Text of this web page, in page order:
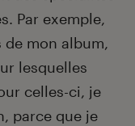
Par exemple,
de mon album,
lesquelles
celles-ci, je
parce que je